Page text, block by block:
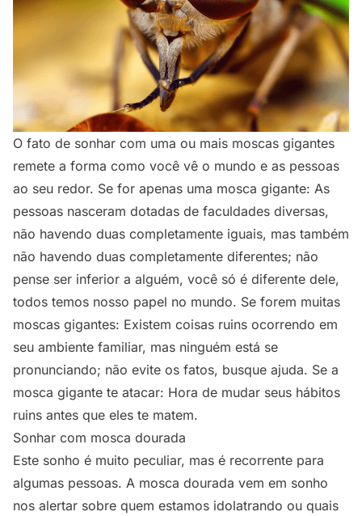
O fato de sonhar com uma ou mais moscas gigantes
remete a forma como você vê o mundo e as pessoas
ao seu redor. Se for apenas uma mosca gigante: As
pessoas nasceram dotadas de faculdades diversas,
não havendo duas completamente iguais, mas também
não havendo duas completamente diferentes; não
pense ser inferior a alguém, você só é diferente dele,
todos temos nosso papel no mundo. Se forem muitas
moscas gigantes: Existem coisas ruins ocorrendo em
seu ambiente familiar, mas ninguém está se
pronunciando; não evite os fatos, busque ajuda. Se a
mosca gigante te atacar: Hora de mudar seus hábitos
ruins antes que eles te matem.
Sonhar com mosca dourada
Este sonho é muito peculiar, mas é recorrente para
algumas pessoas. A mosca dourada vem em sonho
nos alertar sobre quem estamos idolatrando ou quais